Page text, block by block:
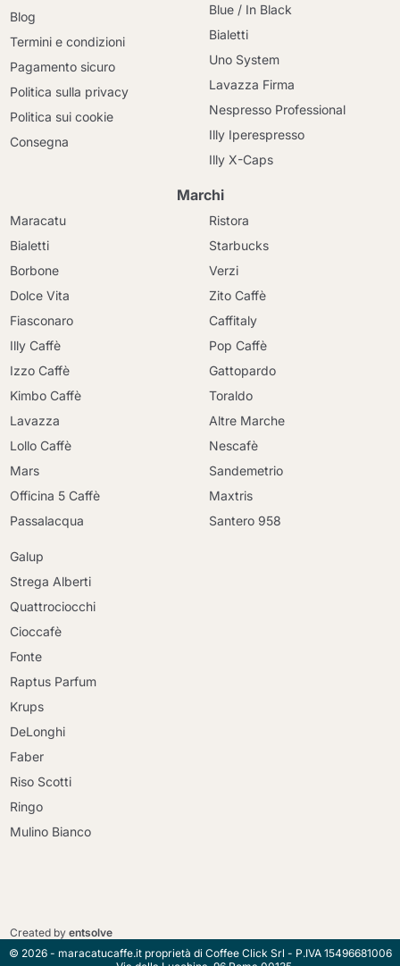
Vai al carrello
Blog
Termini e condizioni
Pagamento sicuro
Politica sulla privacy
Politica sui cookie
Consegna
Blue / In Black
Bialetti
Uno System
Lavazza Firma
Nespresso Professional
Illy Iperespresso
Illy X-Caps
Marchi
Maracatu
Bialetti
Borbone
Dolce Vita
Fiasconaro
Illy Caffè
Izzo Caffè
Kimbo Caffè
Lavazza
Lollo Caffè
Mars
Officina 5 Caffè
Passalacqua
Ristora
Starbucks
Verzi
Zito Caffè
Caffitaly
Pop Caffè
Gattopardo
Toraldo
Altre Marche
Nescafè
Sandemetrio
Maxtris
Santero 958
Galup
Strega Alberti
Quattrociocchi
Cioccafè
Fonte
Raptus Parfum
Krups
DeLonghi
Faber
Riso Scotti
Ringo
Mulino Bianco
Created byentsolve
© 2026 - maracatucaffe.it proprietà di Coffee Click Srl - P.IVA 15496681006